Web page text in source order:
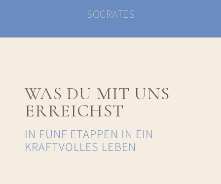
SOCRATES
WAS DU MIT UNS
ERREICHST
IN FÜNF ETAPPEN IN EIN
KRAFTVOLLES LEBEN